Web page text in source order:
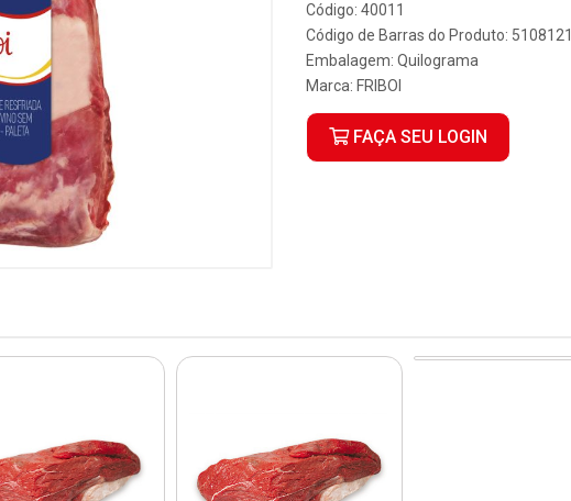
Código: 40011
Código de Barras do Produto: 5108121
Embalagem: Quilograma
Marca: FRIBOI
FAÇA SEU LOGIN